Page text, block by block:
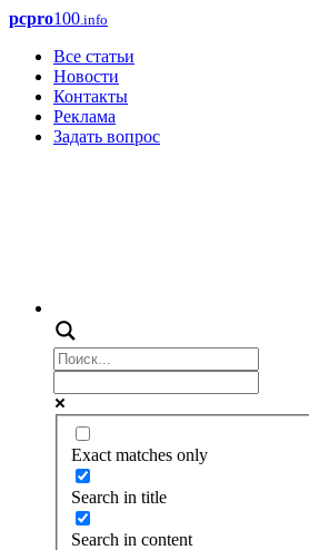
pcpro100.info
Все статьи
Новости
Контакты
Реклама
Задать вопрос
Exact matches only
Search in title
Search in content